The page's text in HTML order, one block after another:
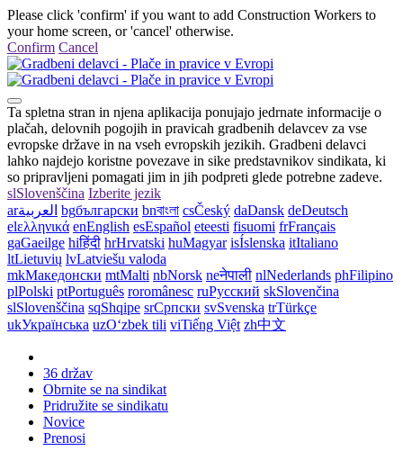
Please click 'confirm' if you want to add Construction Workers to
your home screen, or 'cancel' otherwise.
Confirm Cancel
Ta spletna stran in njena aplikacija ponujajo jedrnate informacije o
plačah, delovnih pogojih in pravicah gradbenih delavcev za vse
evropske države in na vseh evropskih jezikih. Gradbeni delavci
lahko najdejo koristne povezave in sike predstavnikov sindikata, ki
so pripravljeni pomagati jim in jih podpreti glede potrebne zadeve.
slSlovenščina Izberite jezik
arالعربية bgбългарски bnবাংলা csČeský daDansk deDeutsch
elελληνικά enEnglish esEspañol eteesti fisuomi frFrançais
gaGaeilge hiहिंदी hrHrvatski huMagyar isÍslenska itItaliano
ltLietuvių lvLatviešu valoda
mkМакедонски mtMalti nbNorsk neनेपाली nlNederlands phFilipino
plPolski ptPortuguês roromânesc ruРусский skSlovenčina
slSlovenščina sqShqipe srСрпски svSvenska trTürkçe
ukУкраїнська uzOʻzbek tili viTiếng Việt zh中文
36 držav
Obrnite se na sindikat
Pridružite se sindikatu
Novice
Prenosi